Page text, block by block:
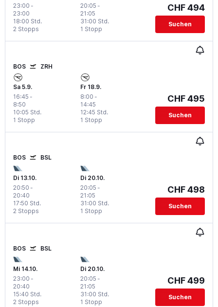
23:00 -
23:00
2 Stopps
18:00 Std.
20:05 -
21:05
1 Stopp
31:00 Std.
CHF 494
Suchen
BOS ZRH
Sa 5.9.
16:45 -
8:50
1 Stopp
10:05 Std.
Fr 18.9.
8:00 -
14:45
1 Stopp
12:45 Std.
CHF 495
Suchen
BOS BSL
Di 13.10.
20:50 -
20:40
2 Stopps
17:50 Std.
Di 20.10.
20:05 -
21:05
1 Stopp
31:00 Std.
CHF 498
Suchen
BOS BSL
Mi 14.10.
23:00 -
20:40
2 Stopps
15:40 Std.
Di 20.10.
20:05 -
21:05
1 Stopp
31:00 Std.
CHF 499
Suchen